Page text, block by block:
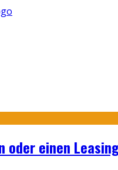
oder einen